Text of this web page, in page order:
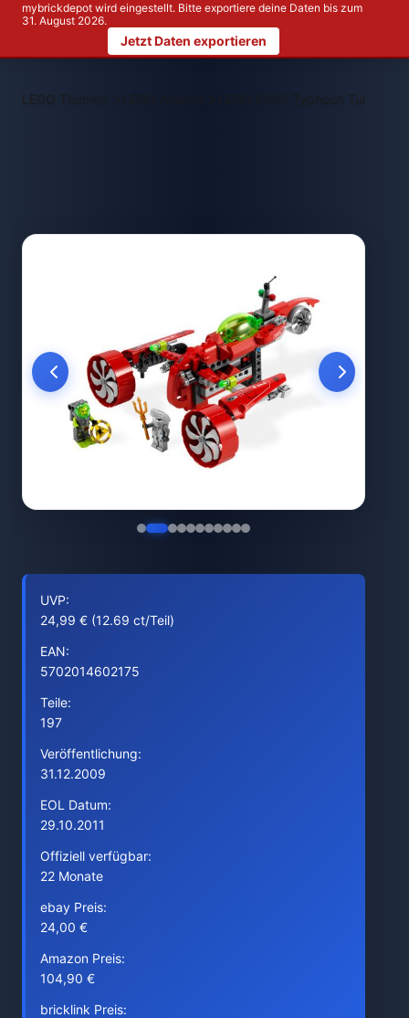
mybrickdepot wird eingestellt. Bitte exportiere deine Daten bis zum
31. August 2026.
Jetzt Daten exportieren
LEGO Themen > LEGO 8060 Typhoon Turbo Sub
UVP:
24,99 € (12.69 ct/Teil)
EAN:
5702014602175
Teile:
197
Veröffentlichung:
31.12.2009
EOL Datum:
29.10.2011
Offiziell verfügbar:
22 Monate
ebay Preis:
24,00 €
Amazon Preis:
104,90 €
bricklink Preis: